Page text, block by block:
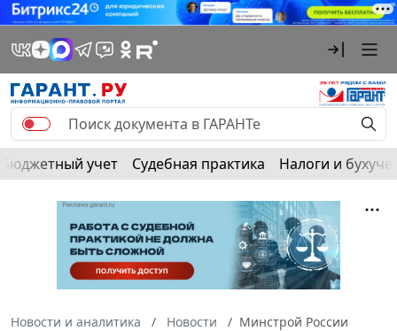
Бюджетный учет Судебная практика Налоги и
Новости и аналитика Новости
Минстрой России